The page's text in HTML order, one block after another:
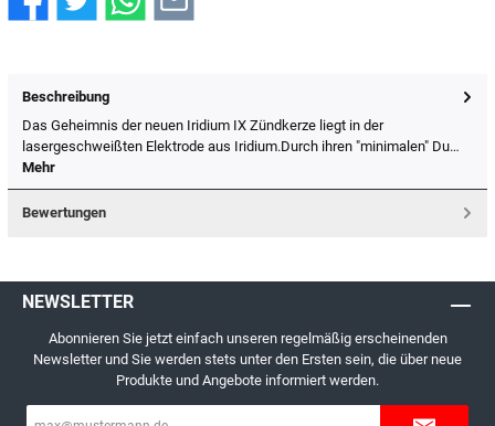
Beschreibung
Das Geheimnis der neuen Iridium IX Zündkerze liegt in der
lasergeschweißten Elektrode aus Iridium.Durch ihren "minimalen" Du…
Mehr
Bewertungen
NEWSLETTER
Abonnieren Sie jetzt einfach unseren regelmäßig erscheinenden
Newsletter und Sie werden stets unter den Ersten sein, die über neue
Produkte und Angebote informiert werden.